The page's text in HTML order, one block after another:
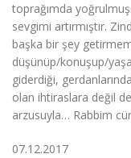
toprağımda
sevgimi artırmıştır.
başka bir şey
düşünüp/konuşup/
giderdiği,
olan ihtiraslara değil
arzusuyla… Rabbim
07.12.2017